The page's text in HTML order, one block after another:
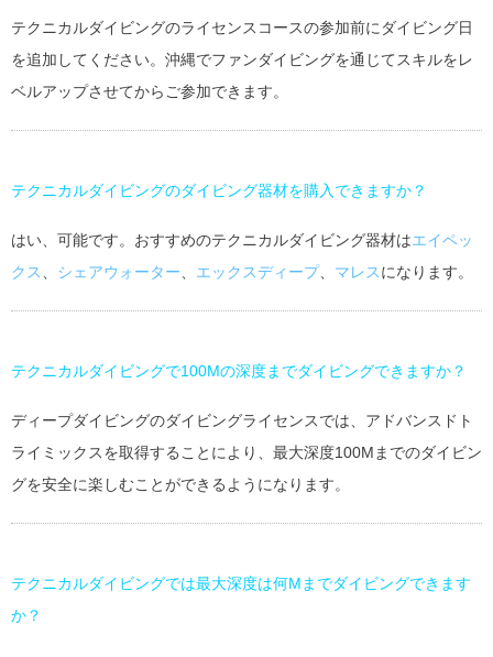
テクニカルダイビングのライセンスコースの参加前にダイビング日
を追加してください。沖縄でファンダイビングを通じてスキルをレ
ベルアップさせてからご参加できます。
テクニカルダイビングのダイビング器材を購入できますか？
はい、可能です。おすすめのテクニカルダイビング器材はエイペッ
クス、 シェアウォーター、 エックスディープ、 マレスになります。
テクニカルダイビングで100Mの深度までダイビングできますか？
ディープダイビングのダイビングライセンスでは、アドバンスドト
ライミックスを取得することにより、最大深度100Mまでのダイビン
グを安全に楽しむことができるようになります。
テクニカルダイビングでは最大深度は何Mまでダイビングできます
か？